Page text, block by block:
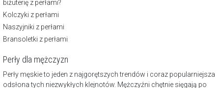
biżuterię z perłami?
Kolczyki z perłami
Naszyjniki z perłami
Bransoletki z perłami
Perły dla mężczyzn
Perły męskie to jeden z najgorętszych trendów i coraz popularniejsza
odsłona tych niezwykłych klejnotów. Mężczyźni chętnie sięgają po